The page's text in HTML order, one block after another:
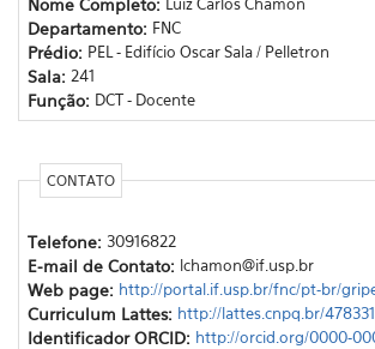
Departamento: FNC
Prédio: PEL - Edifício Oscar Sala / Pelletron
Sala: 241
Função: DCT - Docente
CONTATO
Telefone: 30916822
E-mail de Contato: lchamon@if.usp.br
Web page: http://portal.if.usp.br/fnc/pt-br/
Curriculum Lattes: http://lattes.cnpq.br/
Identificador ORCID: http://orcid.org/0000-